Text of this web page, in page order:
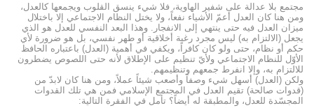
مجتمع بلا عدالة على شفير الهاوية، فلا شيء ينسق القلوب ويجمعها كالعدل،
ومن هنا كان العدل أعمّ الأشياء نفعاً، ولا يختل النظام الاجتماعي إلا باختلال
ميزان العدل فيه حتى ينتهي إلى الانفجار. وهذا البعد النفسي للعدل هو الذي
يجعل (الالتزام به) ليس مجرد رغبة أخلاقية أو طهر نفسي، بل هو ضرورة لأي
حكم أو نظام، حتى ولو كان كافراً، ويكفي في أهمية (العدل) باعتباره الحافظ
الأوّل للنظام الاجتماعي ولأيّ تنظيم على الإطلاق لأنه حتى اللصوص يضطرون
للالتزام به، وإلا انفرط جمعهم وتنظيمهم.
ولكن (العدل) أسهل شيء وصفاً وأصعب شيئاً عملاً، ومن هنا كان لابدّ من
(قدوات صالحة) تقيم العدل في المجتمع الإسلامي فمن هي تلك القدوات
المجسّدة للعدل، والمطبقة له أيضاً؟ تأمل في الفقرة التالية: